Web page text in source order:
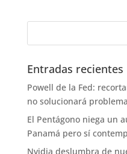
Entradas recientes
Powell de la Fed:
no solucionará
El Pentágono niega un
Panamá pero sí
Nvidia deslumbra de